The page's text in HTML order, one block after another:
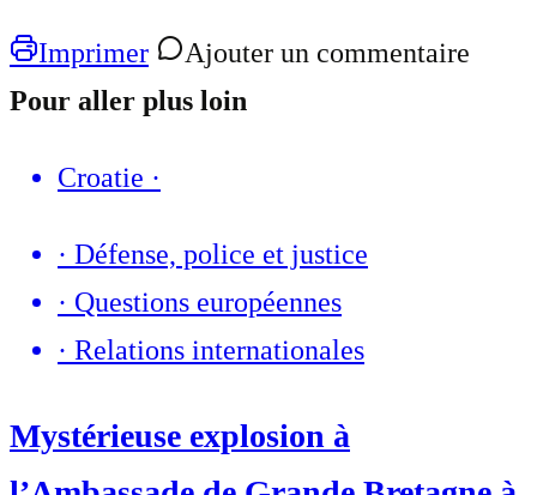
Imprimer
Ajouter un commentaire
Pour aller plus loin
Croatie ·
· Défense, police et justice
· Questions européennes
· Relations internationales
Mystérieuse explosion à